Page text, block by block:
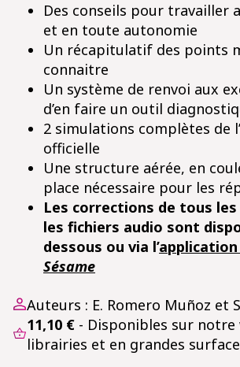
Des conseils pour travailler
et en toute autonomie
Un récapitulatif des points
connaitre
Un système de renvoi aux
d’en faire un outil
2 simulations complètes de
officielle
Une structure aérée, en
place nécessaire pour les
Les corrections de tous
les fichiers audio sont
dessous ou via l’
Sésame
Auteurs : E. Romero Muñoz et
11,10 € - Disponibles sur notre
librairies et en grandes